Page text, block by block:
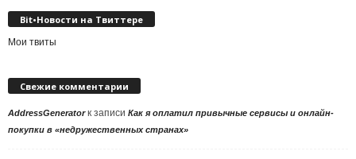
Bit•Новости на Твиттере
Мои твиты
Свежие комментарии
AddressGeneratorк записи Как я оплатил привычные сервисы и онлайн-
покупки в «недружественных странах»